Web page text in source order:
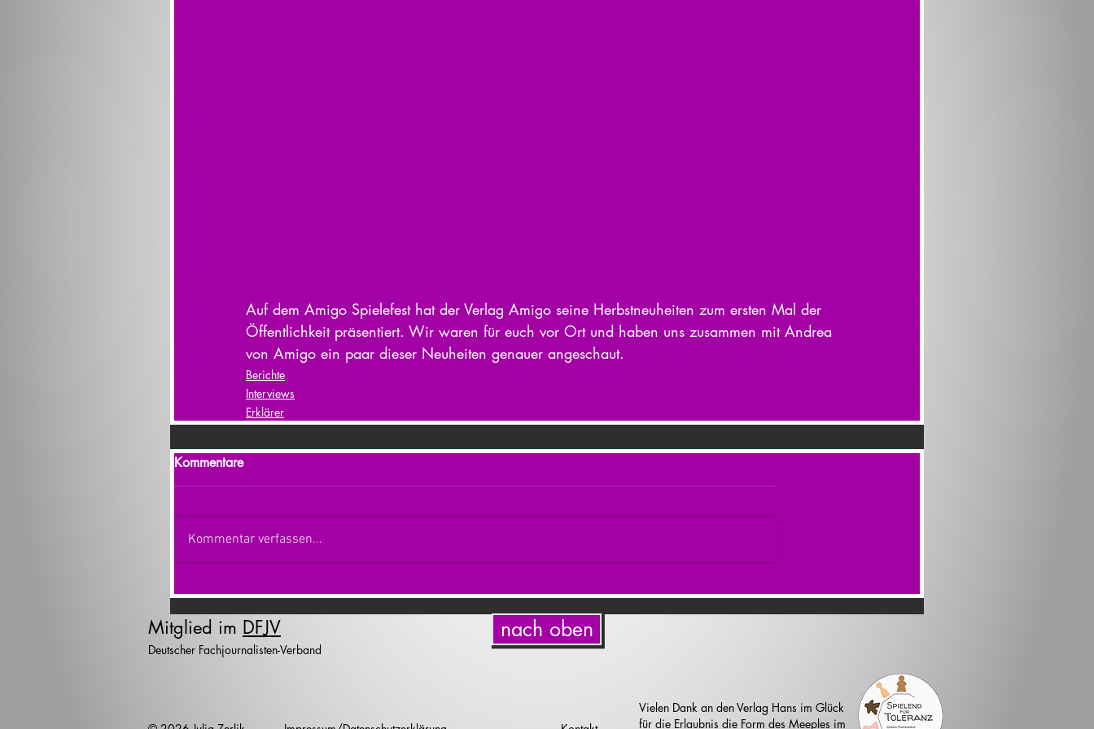
Auf dem Amigo Spielefest hat der Verlag Amigo seine Herbstneuheiten zum ersten Mal der
Öffentlichkeit präsentiert. Wir waren für euch vor Ort und haben uns zusammen mit Andrea
von Amigo ein paar dieser Neuheiten genauer angeschaut.
Berichte
Interviews
Erklärer
Kommentare
Kommentar verfassen...
Mitglied im DFJV
Deutscher Fachjournalisten-Verband
nach oben
Vielen Dank an den Verlag Hans im Glück
für die Erlaubnis die Form des Meeples im